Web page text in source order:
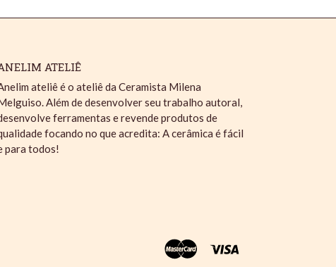
ATELIÊ
ateliê é o ateliê da Ceramista Milena
Além de desenvolver seu trabalho autoral,
ferramentas e revende produtos de
focando no que acredita: A cerâmica é fácil
para todos!